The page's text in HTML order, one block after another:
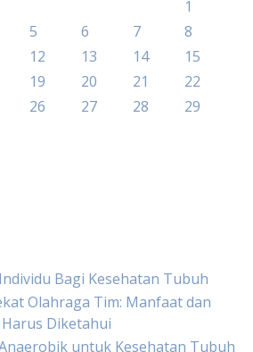
1
5 6 7
8
12 13 14
15
19 20 21
22
26 27 28
29
Bagi Kesehatan Tubuh
Olahraga Tim: Manfaat dan
Diketahui
untuk Kesehatan Tubuh